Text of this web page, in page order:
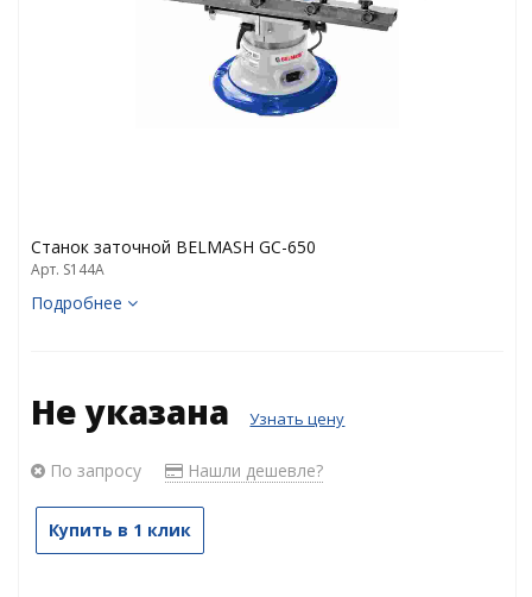
Станок заточной BELMASH GC-650
Арт. S144A
Подробнее
Не указана Узнать цену
По запросу Нашли дешевле?
Купить в 1 клик